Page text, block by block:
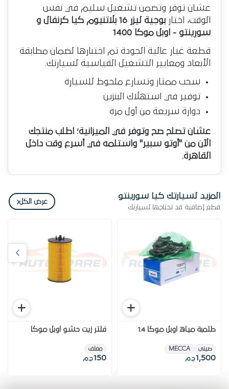
عشان توفر وتضمن تشغيل سليم في نفس
الوقت، اختار
بوجية ليزر 16 بلاتنيوم كيا كرنفال و
سورينتو - اوبل موكا 1400
قطعة غيار عالية الجودة تم اختبارها لضمان مطابقة
الأبعاد ومعايير التشغيل القياسية لسيارتك.
سحب ممتاز وتسارع ملحوظ للسيارة
توفير في استهلاك البنزين
دوارة سريعة من أول مرة
عشان تصلح صح وتوفر في الميزانية؛ اطلب منتجك
الآن من "أوتو سبير" واستلمه في أسرع وقت داخل
القاهرة.
المزيد لسيارتك كيا سورينتو
قطع إضافية قد تحتاجها لسيارتك
عرض الكل‹
طلمبة مياه اوبل موكا 1.4
صينى MECCA
1,500ج.م
فلتر زيت حشو اوبل موكا
مغلف
150ج.م